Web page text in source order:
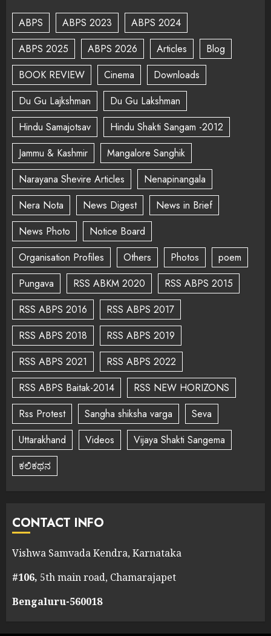
ABPS ABPS 2023
ABPS 2024
ABPS 2025
ABPS 2026 Articles
Blog
BOOK REVIEW
Cinema
Downloads
Du Gu Lajkshman
Du Gu Lakshman
Hindu Samajotsav
Hindu Shakti Sangam -2012
Jammu & Kashmir
Mangalore Sanghik
Narayana Shevire Articles
Nenapinangala
Nera Nota
News Digest
News in Brief
News Photo
Notice Board
Organisation Profiles
Others Photos
poem
Pungava
RSS ABKM 2020
RSS ABPS 2015
RSS ABPS 2016
RSS ABPS 2017
RSS ABPS 2018
RSS ABPS 2019
RSS ABPS 2021
RSS ABPS 2022
RSS ABPS Baitak-2014
RSS NEW HORIZONS
Rss Protest
Sangha shiksha varga
Seva
Uttarakhand
Videos
Vijaya Shakti Sangema
ಕಲಿಕಥನ
CONTACT INFO
Vishwa Samvada Kendra, Karnataka
#106, 5th main road, Chamarajapet
Bengaluru-560018